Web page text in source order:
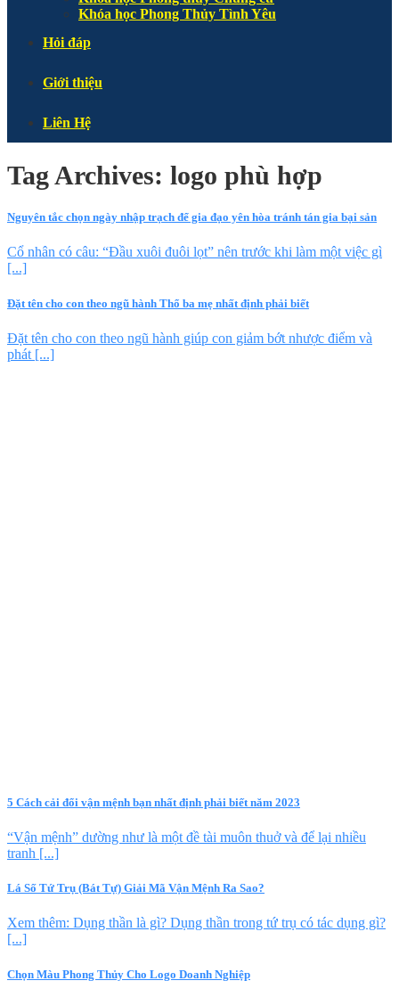
Khóa học Phong Thủy Tình Yêu
Hỏi đáp
Giới thiệu
Liên Hệ
Tag Archives: logo phù hợp
Nguyên tắc chọn ngày nhập trạch để gia đạo yên hòa tránh tán gia bại sản
Cổ nhân có câu: “Đầu xuôi đuôi lọt” nên trước khi làm một việc gì
[...]
Đặt tên cho con theo ngũ hành Thổ ba mẹ nhất định phải biết
Đặt tên cho con theo ngũ hành giúp con giảm bớt nhược điểm và
phát [...]
5 Cách cải đổi vận mệnh bạn nhất định phải biết năm 2023
“Vận mệnh” dường như là một đề tài muôn thuở và để lại nhiều
tranh [...]
Lá Số Tứ Trụ (Bát Tự) Giải Mã Vận Mệnh Ra Sao?
Xem thêm: Dụng thần là gì? Dụng thần trong tứ trụ có tác dụng gì?
[...]
Chọn Màu Phong Thủy Cho Logo Doanh Nghiệp